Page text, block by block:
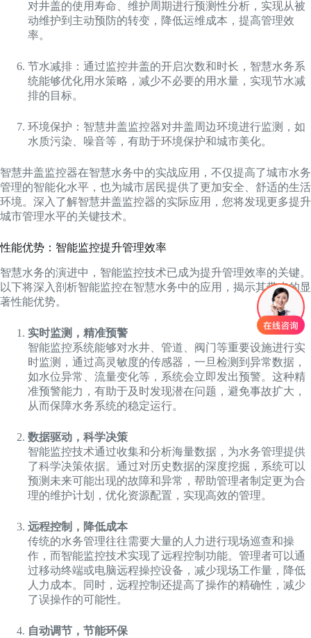
对井盖的使用寿命、维护周期进行预测性分析，实现从被
动维护到主动预防的转变，降低运维成本，提高管理效
率。
节水减排：通过监控井盖的开启次数和时长，智慧水务系
统能够优化用水策略，减少不必要的用水量，实现节水减
排的目标。
环境保护：智慧井盖监控器对井盖周边环境进行监测，如
水质污染、噪音等，有助于环境保护和城市美化。
智慧井盖监控器在智慧水务中的实战应用，不仅提高了城市水务
管理的智能化水平，也为城市居民提供了更加安全、舒适的生活
环境。深入了解智慧井盖监控器的实际应用，您将发现更多提升
城市管理水平的关键技术。
性能优势：智能监控提升管理效率
智慧水务的演进中，智能监控技术已成为提升管理效率的关键。
以下将深入剖析智能监控在智慧水务中的应用，揭示其带来的显
著性能优势。
实时监测，精准预警
智能监控系统能够对水井、管道、阀门等重要设施进行实
时监测，通过高灵敏度的传感器，一旦检测到异常数据，
如水位异常、流量变化等，系统会立即发出预警。这种精
准预警能力，有助于及时发现潜在问题，避免事故扩大，
从而保障水务系统的稳定运行。
数据驱动，科学决策
智能监控技术通过收集和分析海量数据，为水务管理提供
了科学决策依据。通过对历史数据的深度挖掘，系统可以
预测未来可能出现的故障和异常，帮助管理者制定更为合
理的维护计划，优化资源配置，实现高效的管理。
远程控制，降低成本
传统的水务管理往往需要大量的人力进行现场巡查和操
作，而智能监控技术实现了远程控制功能。管理者可以通
过移动终端或电脑远程操控设备，减少现场工作量，降低
人力成本。同时，远程控制还提高了操作的精确性，减少
了误操作的可能性。
自动调节，节能环保